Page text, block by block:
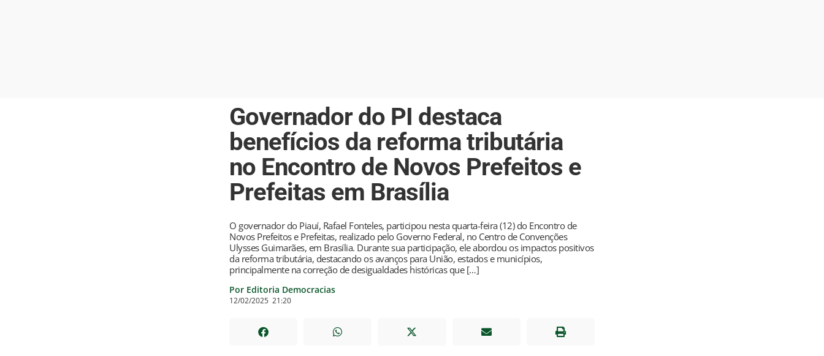
Governador do PI destaca
benefícios da reforma tributária
no Encontro de Novos Prefeitos e
Prefeitas em Brasília
O governador do Piauí, Rafael Fonteles, participou nesta quarta-feira (12) do Encontro de
Novos Prefeitos e Prefeitas, realizado pelo Governo Federal, no Centro de Convenções
Ulysses Guimarães, em Brasília. Durante sua participação, ele abordou os impactos positivos
da reforma tributária, destacando os avanços para União, estados e municípios,
principalmente na correção de desigualdades históricas que […]
Por Editoria Democracias
12/02/2025 21:20